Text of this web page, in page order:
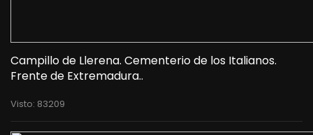
Campillo de Llerena. Cementerio de los Italianos.
Frente de Extremadura..
Visto: 83209